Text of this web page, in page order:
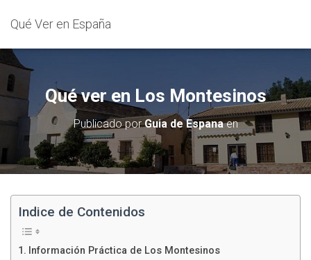
Qué Ver en España
Qué ver en Los Montesinos
Publicado porGuia de Espanaen
Indice de Contenidos
Información Práctica de Los Montesinos